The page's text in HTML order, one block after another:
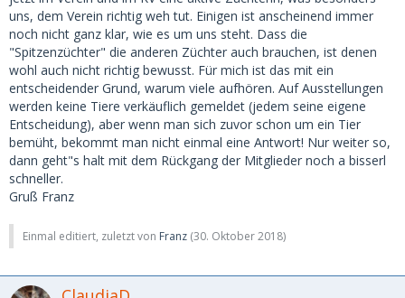
uns, dem Verein richtig weh tut. Einigen ist anscheinend immer
noch nicht ganz klar, wie es um uns steht. Dass die
"Spitzenzüchter" die anderen Züchter auch brauchen, ist denen
wohl auch nicht richtig bewusst. Für mich ist das mit ein
entscheidender Grund, warum viele aufhören. Auf Ausstellungen
werden keine Tiere verkäuflich gemeldet (jedem seine eigene
Entscheidung), aber wenn man sich zuvor schon um ein Tier
bemüht, bekommt man nicht einmal eine Antwort! Nur weiter so,
dann geht"s halt mit dem Rückgang der Mitglieder noch a bisserl
schneller.
Gruß Franz
Einmal editiert, zuletzt von Franz (30. Oktober 2018)